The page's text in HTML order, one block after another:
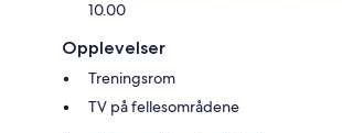
10.00
Opplevelser
Treningsrom
TV på fellesområdene